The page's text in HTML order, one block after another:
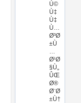
Ú©
Ù‡
Ù‡
Ù…
Ø³Ø
±Ù
…
Ø¹Ø
§Ù„
ÛŒ
Ø®
Ø¨Ø
±Ù†